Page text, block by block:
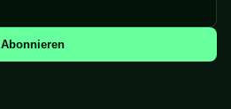
Abonnieren